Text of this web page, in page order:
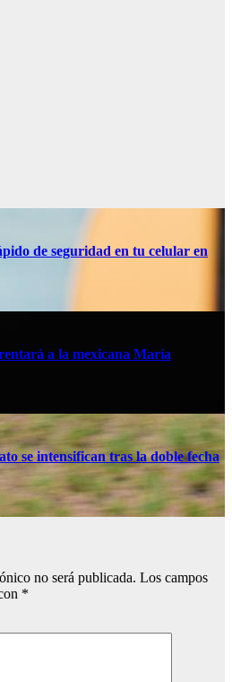
de seguridad en tu celular en
a la mexicana María
se intensifican tras la doble fecha
no será publicada. Los campos
*